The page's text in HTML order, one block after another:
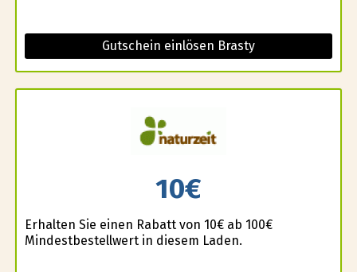
Gutschein einlösen Brasty
10€
Erhalten Sie einen Rabatt von 10€ ab 100€
Mindestbestellwert in diesem Laden.